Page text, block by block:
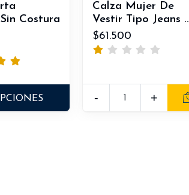
Costura
Calza Mujer De
Vestir Tipo Jeans ..
$61.500
- +